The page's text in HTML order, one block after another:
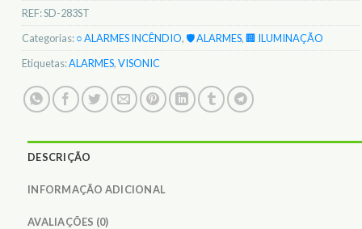
REF:SD-283ST
Categorias:○ ALARMES INCÊNDIO, 🛡️ ALARMES,🏢 ILUMINAÇÃO
Etiquetas:ALARMES,VISONIC
DESCRIÇÃO
INFORMAÇÃO ADICIONAL
AVALIAÇÕES (0)